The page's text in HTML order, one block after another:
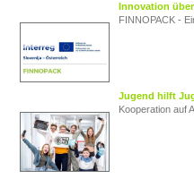
Innovation
FINNOPACK -
Jugend hilft
Kooperation auf